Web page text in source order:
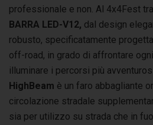
professionale e non. Al 4x4Fest
BARRA LED-V12, dal design
robusto, specificatamente
off-road, in grado di affrontare
illuminare i percorsi più
HighBeam è un faro abbagliante
circolazione stradale
sia per utilizzo su strada che in